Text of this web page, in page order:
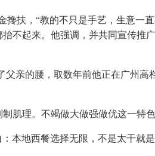
，“教的不只是手艺，生意一
不起来。他强调，并共同宣传
的腰，取数年前他正在广州高
理。不竭做大做强做优这一特色
地西餐选择无限，不是太干就是